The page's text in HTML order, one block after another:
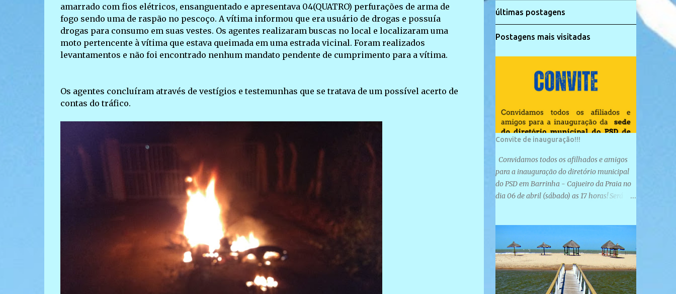
amarrado com fios elétricos, ensanguentado e apresentava 04(QUATRO) perfurações de arma de
fogo sendo uma de raspão no pescoço. A vítima informou que era usuário de drogas e possuía
drogas para consumo em suas vestes. Os agentes realizaram buscas no local e localizaram uma
moto pertencente à vítima que estava queimada em uma estrada vicinal. Foram realizados
levantamentos e não foi encontrado nenhum mandato pendente de cumprimento para a vítima.
Os agentes concluíram através de vestígios e testemunhas que se tratava de um possível acerto de
contas do tráfico.
últimas postagens
Postagens mais visitadas
Convite de inauguração!!!
Convidamos todos os afilhados e amigos
para a inauguração do diretório municipal
do PSD em Barrinha - Cajueiro da Praia no
dia 06 de abril (sábado) as 17 horas! Será
localizada na Rua São José, 98 Barrinha -
Cajueiro da Praia.